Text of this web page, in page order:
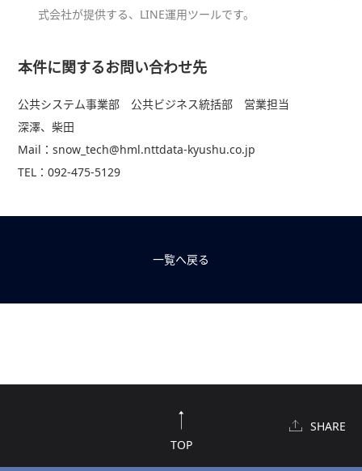
式会社が提供する、LINE運用ツールです。
本件に関するお問い合わせ先
公共システム事業部 公共ビジネス統括部 営業担当
深澤、柴田
Mail：snow_tech@hml.nttdata-kyushu.co.jp
TEL：092-475-5129
一覧へ戻る
TOP
SHARE